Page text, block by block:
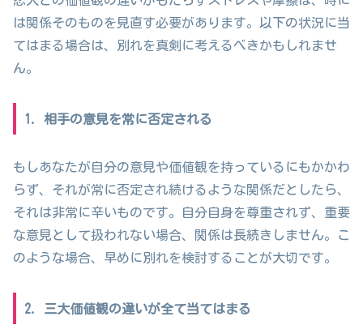
は関係そのものを見直す必要があります。以下の状況に当
てはまる場合は、別れを真剣に考えるべきかもしれませ
ん。
1. 相手の意見を常に否定される
もしあなたが自分の意見や価値観を持っているにもかかわ
らず、それが常に否定され続けるような関係だとしたら、
それは非常に辛いものです。自分自身を尊重されず、重要
な意見として扱われない場合、関係は長続きしません。こ
のような場合、早めに別れを検討することが大切です。
2. 三大価値観の違いが全て当てはまる